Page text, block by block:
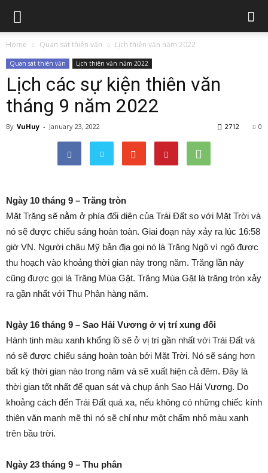
Home Quan sát thiên văn Lịch thiên văn năm 2022
Quan sát thiên văn Lịch thiên văn năm 2022
Lịch các sự kiện thiên văn
tháng 9 năm 2022
By VuHuy - January 23, 2022 0
2712
Ngày 10 tháng 9 – Trăng tròn
Mặt Trăng sẽ nằm ở phía đối diện của Trái Đất so với Mặt Trời và
nó sẽ được chiếu sáng hoàn toàn. Giai đoạn này xảy ra lúc 16:58
giờ VN. Người châu Mỹ bản địa gọi nó là Trăng Ngô vì ngô được
thu hoạch vào khoảng thời gian này trong năm. Trăng lần này
cũng được gọi là Trăng Mùa Gặt. Trăng Mùa Gặt là trăng tròn xảy
ra gần nhất với Thu Phân hàng năm.
Ngày 16 tháng 9 – Sao Hải Vương ở vị trí xung đối
Hành tinh màu xanh khổng lồ sẽ ở vị trí gần nhất với Trái Đất và
nó sẽ được chiếu sáng hoàn toàn bởi Mặt Trời. Nó sẽ sáng hơn
bất kỳ thời gian nào trong năm và sẽ xuất hiện cả đêm. Đây là
thời gian tốt nhất để quan sát và chụp ảnh Sao Hải Vương. Do
khoảng cách đến Trái Đất quá xa, nếu không có những chiếc kính
thiên văn mạnh mẽ thì nó sẽ chỉ như một chấm nhỏ màu xanh
trên bầu trời.
Ngày 23 tháng 9 – Thu phân